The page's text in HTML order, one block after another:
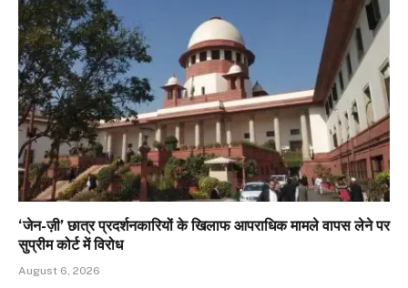
‘जेन-ज़ी’ छात्र प्रदर्शनकारियों के खिलाफ आपराधिक मामले वापस लेने पर
सुप्रीम कोर्ट में विरोध
August 6, 2026